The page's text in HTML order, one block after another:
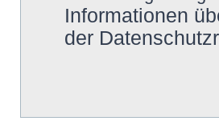
Informationen
der